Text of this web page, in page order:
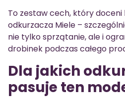
To zestaw cech, który doceni
odkurzacza Miele –
nie tylko sprzątanie, ale i
drobinek podczas całego
Dla jakich
pasuje ten